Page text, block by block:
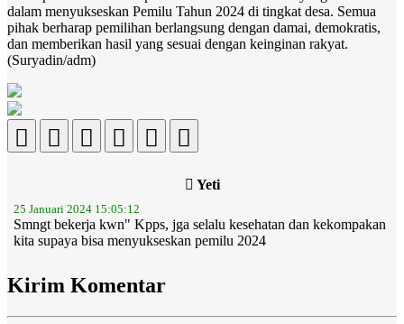
dalam menyukseskan Pemilu Tahun 2024 di tingkat desa. Semua
pihak berharap pemilihan berlangsung dengan damai, demokratis,
dan memberikan hasil yang sesuai dengan keinginan rakyat.
(Suryadin/adm)
Yeti
25 Januari 2024 15:05:12
Smngt bekerja kwn" Kpps, jga selalu kesehatan dan kekompakan
kita supaya bisa menyukseskan pemilu 2024
Kirim Komentar